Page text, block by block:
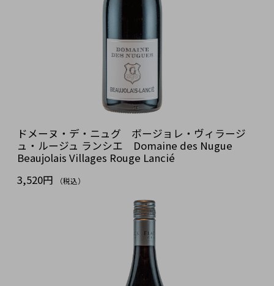
ドメーヌ・デ・ニュグ ボージョレ・ヴィラージ
ュ・ルージュ ランシエ Domaine des Nugue
Beaujolais Villages Rouge Lancié
3,520円
（税込）